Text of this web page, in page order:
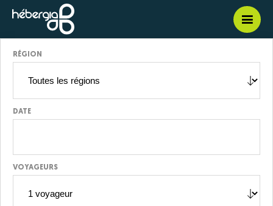
Ouvrir
/
la
RÉGION
DATE
VOYAGEURS